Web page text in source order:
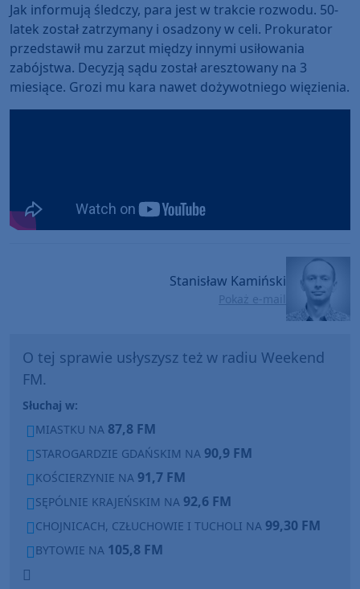
Jak informują śledczy, para jest w trakcie rozwodu. 50-
latek został zatrzymany i osadzony w celi. Prokurator
przedstawił mu zarzut między innymi usiłowania
zabójstwa. Decyzją sądu został aresztowany na 3
miesiące. Grozi mu kara nawet dożywotniego więzienia.
Stanisław Kamiński
Pokaż e-mail
O tej sprawie usłyszysz też w radiu Weekend
FM.
Słuchaj w:
MIASTKU NA 87,8 FM
STAROGARDZIE GDAŃSKIM NA 90,9 FM
KOŚCIERZYNIE NA 91,7 FM
SĘPÓLNIE KRAJEŃSKIM NA 92,6 FM
CHOJNICACH, CZŁUCHOWIE I TUCHOLI NA 99,30 FM
BYTOWIE NA 105,8 FM